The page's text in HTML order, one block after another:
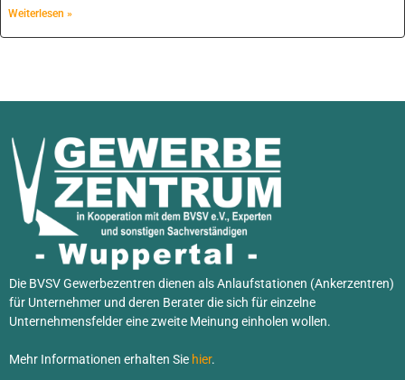
Weiterlesen »
Die BVSV Gewerbezentren dienen als Anlaufstationen (Ankerzentren)
für Unternehmer und deren Berater die sich für einzelne
Unternehmensfelder eine zweite Meinung einholen wollen.
Mehr Informationen erhalten Sie hier.